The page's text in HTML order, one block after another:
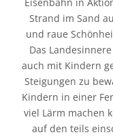
Strand im Sand
und raue
Das
auch mit Kindern
Steigungen zu
Kindern in einer
viel Lärm machen
auf den teils